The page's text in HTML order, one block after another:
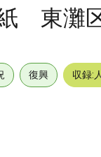
東灘
復興 収録: